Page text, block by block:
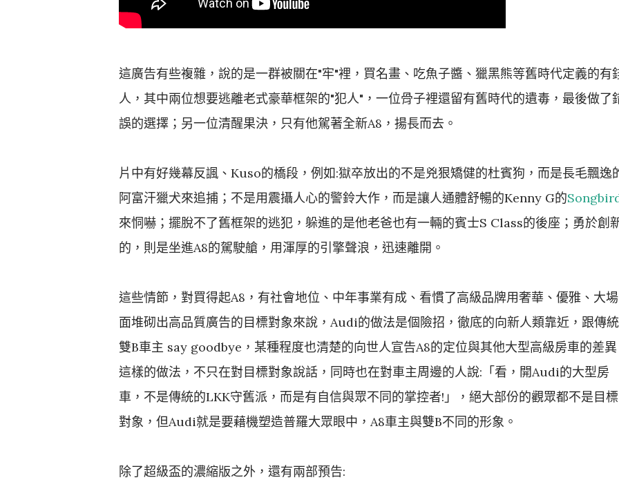
這廣告有些複雜，說的是一群被關在"牢"裡，買名畫、吃魚子醬、獵黑熊等舊時代定義的有
人，其中兩位想要逃離老式豪華框架的"犯人"，一位骨子裡還留有舊時代的遺毒，最後做了
誤的選擇；另一位清醒果決，只有他駕著全新A8，揚長而去。
片中有好幾幕反諷、Kuso的橋段，例如:獄卒放出的不是兇狠矯健的杜賓狗，而是長毛飄逸
阿富汗獵犬來追捕；不是用震攝人心的警鈴大作，而是讓人通體舒暢的Kenny G的
來恫嚇；擺脫不了舊框架的逃犯，躲進的是他老爸也有一輛的賓士S Class的後座；勇於創
的，則是坐進A8的駕駛艙，用渾厚的引擎聲浪，迅速離開。
這些情節，對買得起A8，有社會地位、中年事業有成、看慣了高級品牌用奢華、優雅、大場
面堆砌出高品質廣告的目標對象來說，Audi的做法是個險招，徹底的向新人類靠近，跟傳統
雙B車主 say goodbye，某種程度也清楚的向世人宣告A8的定位與其他大型高級房車的差
這樣的做法，不只在對目標對象說話，同時也在對車主周邊的人說:「看，開Audi的大型房
車，不是傳統的LKK守舊派，而是有自信與眾不同的掌控者!」，絕大部份的觀眾都不是目標
對象，但Audi就是要藉機塑造普羅大眾眼中，A8車主與雙B不同的形象。
除了超級盃的濃縮版之外，還有兩部預告: